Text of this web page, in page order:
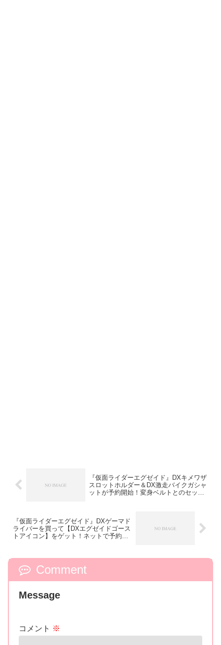
『仮面ライダーエグゼイド』DXキメワザ
スロットホルダー＆DX激走バイクガシャ
ットが予約開始！変身ベルトとのセット
『仮面ライダーエグゼイド』DXゲーマド
ライバーを買って【DXエグゼイドゴース
トアイコン】をゲット！ネットで予約受
Comment
Message
コメント ※